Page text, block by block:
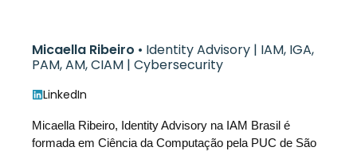
Micaella Ribeiro • Identity Advisory | IAM, IGA,
PAM, AM, CIAM | Cybersecurity
LinkedIn
Micaella Ribeiro, Identity Advisory na IAM Brasil é
formada em Ciência da Computação pela PUC de São